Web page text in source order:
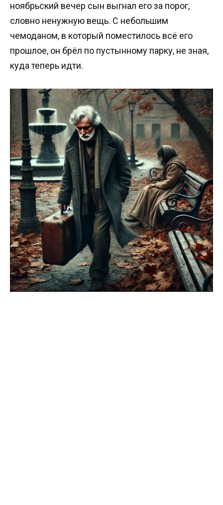
ноябрьский вечер сын выгнал его за порог,
словно ненужную вещь. С небольшим
чемоданом, в который поместилось всё его
прошлое, он брёл по пустынному парку, не зная,
куда теперь идти.